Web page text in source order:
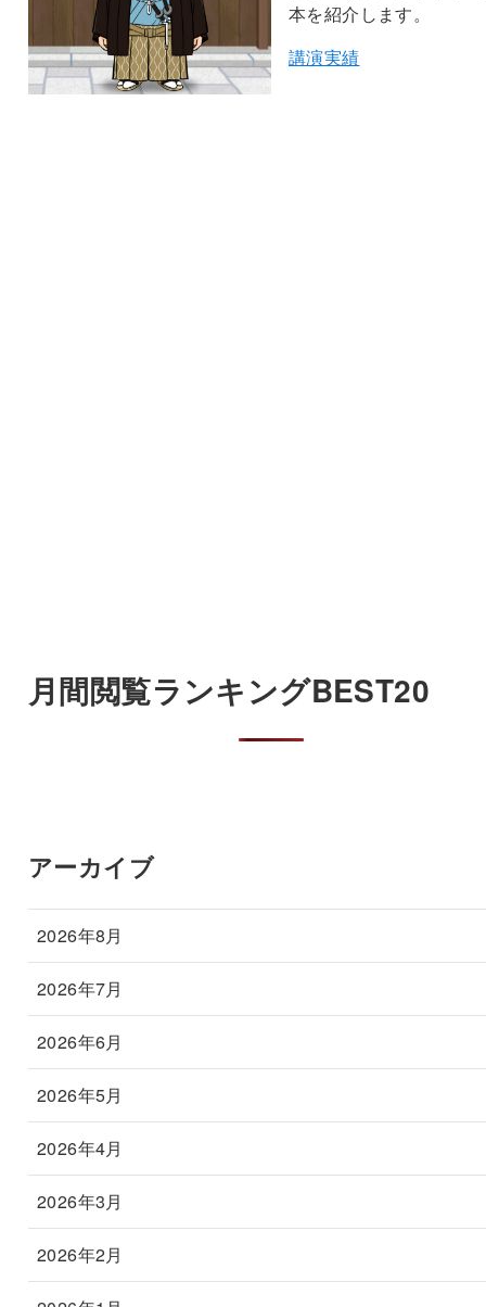
本を紹介します。
講演実績
月間閲覧ランキングBEST20
アーカイブ
2026年8月
2026年7月
2026年6月
2026年5月
2026年4月
2026年3月
2026年2月